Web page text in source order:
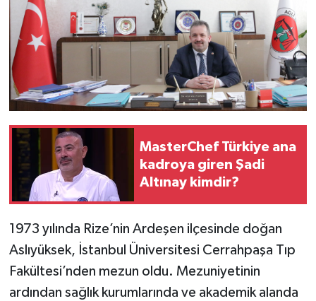
MasterChef Türkiye ana
kadroya giren Şadi
Altınay kimdir?
1973 yılında Rize’nin Ardeşen ilçesinde doğan
Aslıyüksek, İstanbul Üniversitesi Cerrahpaşa Tıp
Fakültesi’nden mezun oldu. Mezuniyetinin
ardından sağlık kurumlarında ve akademik alanda